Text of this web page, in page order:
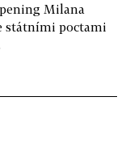
Milana
státními poctami